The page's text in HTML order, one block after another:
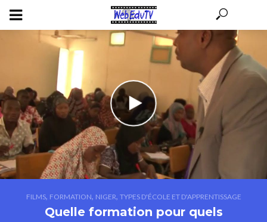
FILMS, FORMATION, NIGER, TYPES D'ÉCOLE ET D'APPRENTISSAGE
Quelle formation pour quels